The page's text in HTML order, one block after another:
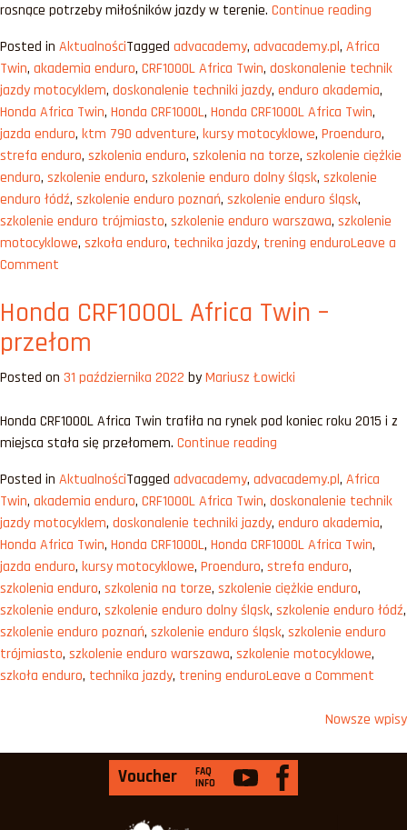
rosnące potrzeby miłośników jazdy w terenie. Continue reading
–
nowa
Posted in AktualnościTagged advacademy, advacademy.pl, Africa
Twin, akademia enduro, CRF1000L Africa Twin, doskonalenie technik
jazdy motocyklem, doskonalenie techniki jazdy, enduro akademia,
Honda Africa Twin, Honda CRF1000L, Honda CRF1000L Africa Twin,
jazda enduro, ktm 790 adventure, kursy motocyklowe, Proenduro,
strefa enduro, szkolenia enduro, szkolenia na torze, szkolenie ciężkie
enduro, szkolenie enduro, szkolenie enduro dolny śląsk, szkolenie
enduro łódź, szkolenie enduro poznań, szkolenie enduro śląsk,
szkolenie enduro trójmiasto, szkolenie enduro warszawa, szkolenie
motocyklowe, szkoła enduro, technika jazdy, trening enduroLeave a
Comment
790
–
nowa
Honda CRF1000L Africa Twin –
przełom
Posted on 31 października 2022 byMariusz Łowicki
Honda CRF1000L Africa Twin trafiła na rynek pod koniec roku 2015 i z
miejsca stała się przełomem. Continue reading
Africa
Twin
–
przełom”
Posted in AktualnościTagged advacademy, advacademy.pl, Africa
Twin, akademia enduro, CRF1000L Africa Twin, doskonalenie technik
jazdy motocyklem, doskonalenie techniki jazdy, enduro akademia,
Honda Africa Twin, Honda CRF1000L, Honda CRF1000L Africa Twin,
jazda enduro, kursy motocyklowe, Proenduro, strefa enduro,
szkolenia enduro, szkolenia na torze, szkolenie ciężkie enduro,
szkolenie enduro, szkolenie enduro dolny śląsk, szkolenie enduro łódź,
szkolenie enduro poznań, szkolenie enduro śląsk, szkolenie enduro
trójmiasto, szkolenie enduro warszawa, szkolenie motocyklowe,
szkoła enduro, technika jazdy, trening enduroLeave a Comment
po
Nowsze wpisy
Voucher
FAQ
INFO